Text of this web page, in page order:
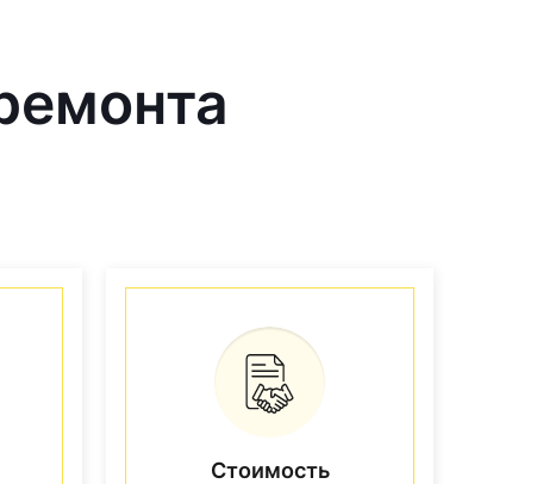
Стоимость